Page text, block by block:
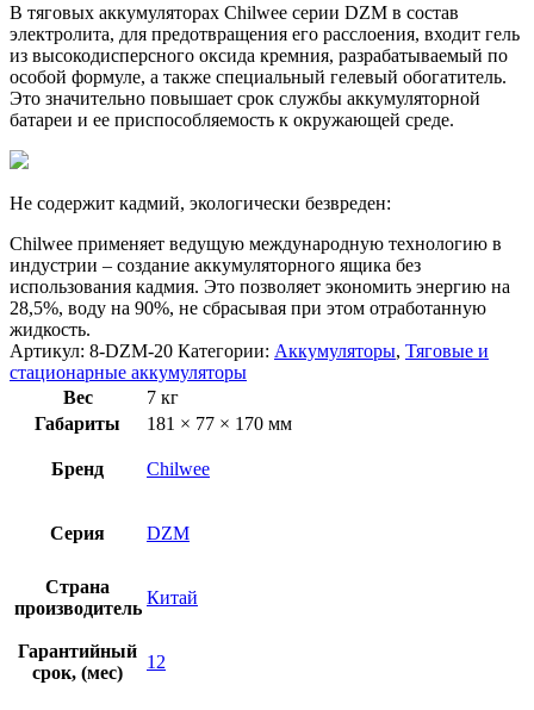
В тяговых аккумуляторах Chilwee серии DZM в состав
электролита, для предотвращения его расслоения, входит гель
из высокодисперсного оксида кремния, разрабатываемый по
особой формуле, а также специальный гелевый обогатитель.
Это значительно повышает срок службы аккумуляторной
батареи и ее приспособляемость к окружающей среде.
Не содержит кадмий, экологически безвреден:
Chilwee применяет ведущую международную технологию в
индустрии – создание аккумуляторного ящика без
использования кадмия. Это позволяет экономить энергию на
28,5%, воду на 90%, не сбрасывая при этом отработанную
жидкость.
Артикул: 8-DZM-20 Категории: Аккумуляторы, Тяговые и
стационарные аккумуляторы
Вес
7 кг
Габариты
181 × 77 × 170 мм
Бренд Chilwee
Серия DZM
Страна
производитель
Китай
Гарантийный
срок, (мес)
12